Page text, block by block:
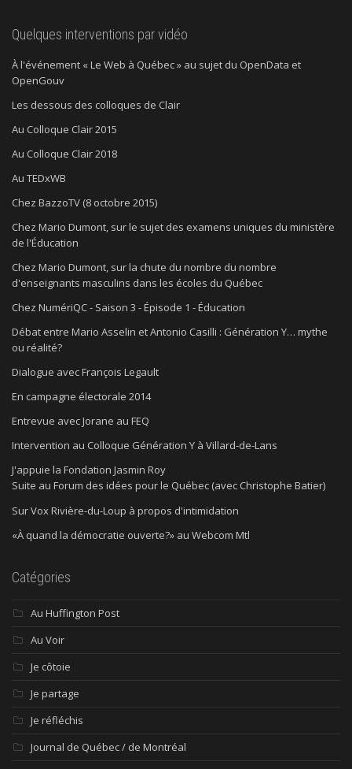
Quelques interventions par vidéo
À l'événement « Le Web à Québec » au sujet du OpenData et
OpenGouv
Les dessous des colloques de Clair
Au Colloque Clair 2015
Au Colloque Clair 2018
Au TEDxWB
Chez BazzoTV (8 octobre 2015)
Chez Mario Dumont, sur le sujet des examens uniques du ministère
de l'Éducation
Chez Mario Dumont, sur la chute du nombre du nombre
d'enseignants masculins dans les écoles du Québec
Chez NumériQC - Saison 3 - Épisode 1 - Éducation
Débat entre Mario Asselin et Antonio Casilli : Génération Y… mythe
ou réalité?
Dialogue avec François Legault
En campagne électorale 2014
Entrevue avec Jorane au FEQ
Intervention au Colloque Génération Y à Villard-de-Lans
J'appuie la Fondation Jasmin Roy
Suite au Forum des idées pour le Québec (avec Christophe Batier)
Sur Vox Rivière-du-Loup à propos d'intimidation
«À quand la démocratie ouverte?» au Webcom Mtl
Catégories
Au Huffington Post
Au Voir
Je côtoie
Je partage
Je réfléchis
Journal de Québec / de Montréal